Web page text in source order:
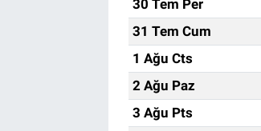
30 Tem Per
31 Tem Cum
1 Ağu Cts
2 Ağu Paz
3 Ağu Pts
Gözden Kaçmasın
İletişim (Künye)